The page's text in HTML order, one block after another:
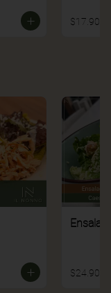
$17.900
$24.900